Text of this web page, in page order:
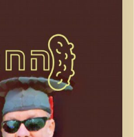
קרדיט תמונות: